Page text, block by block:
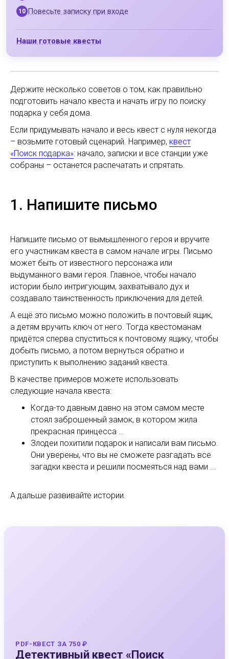
Повесьте записку при входе
Наши готовые квесты
Держите несколько советов о том, как правильно
подготовить начало квеста и начать игру по поиску
подарка у себя дома.
Если придумывать начало и весь квест с нуля некогда
– возьмите готовый сценарий. Например, квест
«Поиск подарка»: начало, записки и все станции уже
собраны – останется распечатать и спрятать.
1. Напишите письмо
Напишите письмо от вымышленного героя и вручите
его участникам квеста в самом начале игры. Письмо
может быть от известного персонажа или
выдуманного вами героя. Главное, чтобы начало
истории было интригующим, захватывало дух и
создавало таинственность приключения для детей.
А ещё это письмо можно положить в почтовый ящик,
а детям вручить ключ от него. Тогда квестоманам
придётся сперва спуститься к почтовому ящику, чтобы
добыть письмо, а потом вернуться обратно и
приступить к выполнению заданий квеста.
В качестве примеров можете использовать
следующие начала квеста:
Когда-то давным давно на этом самом месте
стоял заброшенный замок, в котором жила
прекрасная принцесса …
Злодеи похитили подарок и написали вам письмо.
Они уверены, что вы не сможете разгадать все
загадки квеста и решили посмеяться над вами ...
А дальше развивайте истории.
PDF-КВЕСТ ЗА 750 ₽
Детективный квест «Поиск